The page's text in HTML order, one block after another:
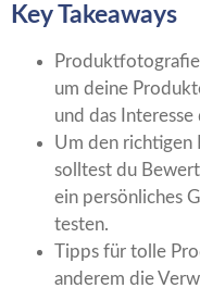
Key Takeaways
um deine
und das
Um den richtigen
solltest du
ein persönliches
testen.
Tipps für tolle
anderem die